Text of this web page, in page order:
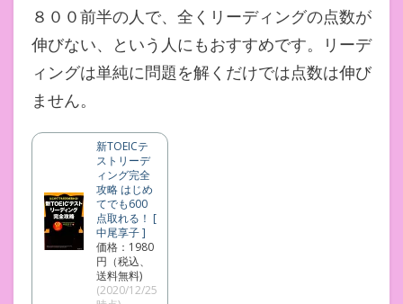
８００前半の人で、全くリーディングの点数が
伸びない、という人にもおすすめです。リーデ
ィングは単純に問題を解くだけでは点数は伸び
ません。
新TOEICテ
ストリーデ
ィング完全
攻略 はじめ
てでも600
点取れる！ [
中尾享子 ]
価格：1980
円（税込、
送料無料)
(2020/12/25